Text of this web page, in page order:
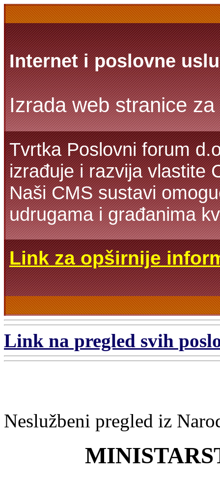
Internet i poslovne
Izrada web stranice
Tvrtka Poslovni forum
izrađuje i razvija vlastite
Naši CMS sustavi
udrugama i građanima
Link za opširnije
Link na pregled svih
Neslužbeni pregled iz